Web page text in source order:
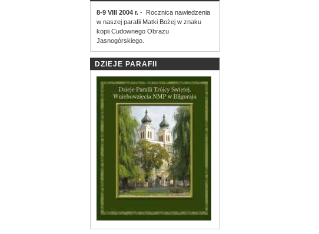
8-9 VIII 2004 r.- Rocznica nawiedzenia
w naszej parafii Matki Bożej w znaku
kopii Cudownego Obrazu
Jasnogórskiego.
DZIEJE PARAFII